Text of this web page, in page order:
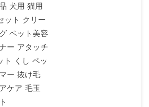
犬用 猫用
ット クリー
ペット美容
ー アタッチ
ト くし ペッ
ー 抜け毛
ケア 毛玉